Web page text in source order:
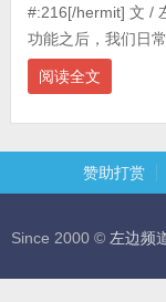
#:216[/hermit] 文 /
功能之后，我们日
阅读全文
赞助打赏
Since 2000 © 左边频